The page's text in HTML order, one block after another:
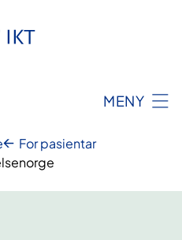
MENY
For pasientar